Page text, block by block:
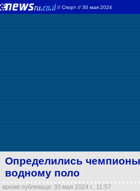
// Спорт // 30 мая 2024
Определились
водному поло
время публикаци: 30 мая 2024 г., 11:57